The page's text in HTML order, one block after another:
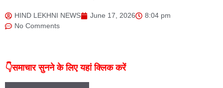
HIND LEKHNI NEWS June 17, 2026
8:04 pm
No Comments
👇समाचार सुनने के लिए यहां क्लिक करें